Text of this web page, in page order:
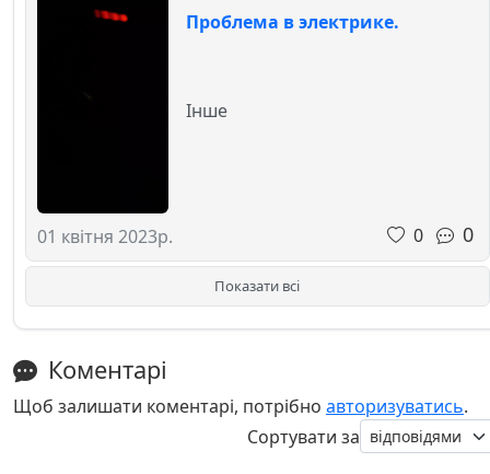
Проблема в электрике.
01 квітня 2023р.
Інше
0 0
Показати всі
Коментарі
Щоб залишати коментарі, потрібно авторизуватись.
Сортувати за